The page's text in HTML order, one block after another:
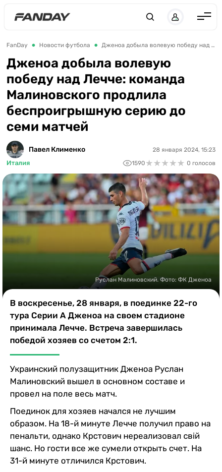
Англия
Испания
Германия
Италия
Франция
Украина
ЛЧ
ЧЕ-2028
Букмекеры
Казино
FanDay Новости футбола Дженоа добыла волевую победу над Лечче: команда Малиновского продлила беспроигрышную серию до семи матчей
Дженоа добыла волевую
победу над Лечче: команда
Малиновского продлила
беспроигрышную серию до
семи матчей
Павел Клименко
Италия
28 января 2024, 15:23
1590 ★★★★★
★★★★★ 0 голосов
Руслан Малиновский. Фото: ФК Дженоа
В воскресенье, 28 января, в поединке 22-го
тура Серии А Дженоа на своем стадионе
принимала Лечче. Встреча завершилась
победой хозяев со счетом 2:1.
Украинский полузащитник Дженоа Руслан
Малиновский вышел в основном составе и
провел на поле весь матч.
Поединок для хозяев начался не лучшим
образом. На 18-й минуте Лечче получил право на
пенальти, однако Крстович нереализовал свій
шанс. Но гости все же сумели открыть счет. На
31-й минуте отличился Крстович.